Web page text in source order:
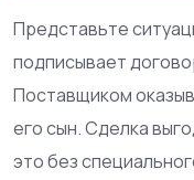
Представьте
подписывает
Поставщиком
его сын. Сделка
это без